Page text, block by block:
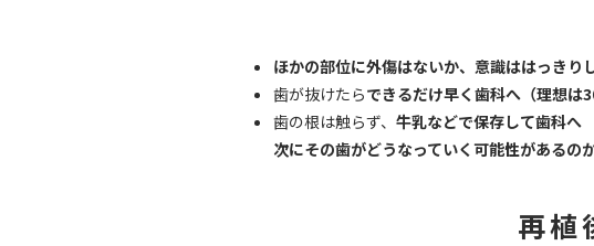
ほかの部位に外傷はないか、意識ははっきり
歯が抜けたらできるだけ早く歯科へ（理想は
歯の根は触らず、 牛乳などで保存して歯科へ
次にその歯がどうなっていく可能性があるの
再植